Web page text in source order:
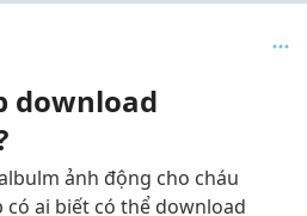
download
ảnh động cho cháu
ai biết có thể download